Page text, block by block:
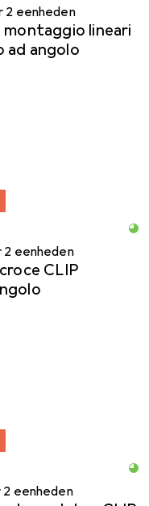
2 eenheden
lineari
ad angolo
2 eenheden
CLIP
eenheden